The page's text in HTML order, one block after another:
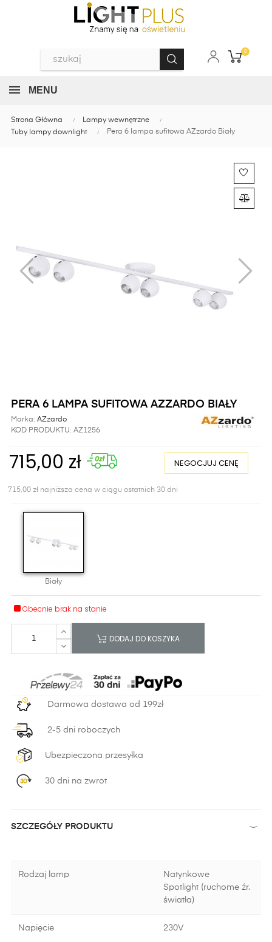
0
MENU
Strona Główna
Lampy wewnętrzne
Tuby lampy downlight
Pera 6 lampa sufitowa AZzardo Biały
PERA 6 LAMPA SUFITOWA AZZARDO BIAŁY
Marka: AZzardo
KOD PRODUKTU: AZ1256
715,00 zł NEGOCJUJ CENĘ
715,00 zł najniższa cena w ciągu ostatnich 30 dni
Biały
Obecnie brak na stanie
DODAJ DO KOSZYKA
Darmowa dostawa od 199zł
2-5 dni roboczych
Ubezpieczona przesyłka
30 dni na zwrot
SZCZEGÓŁY PRODUKTU
Rodzaj lamp
Natynkowe
Spotlight (ruchome źr.
światła)
Napięcie 230V